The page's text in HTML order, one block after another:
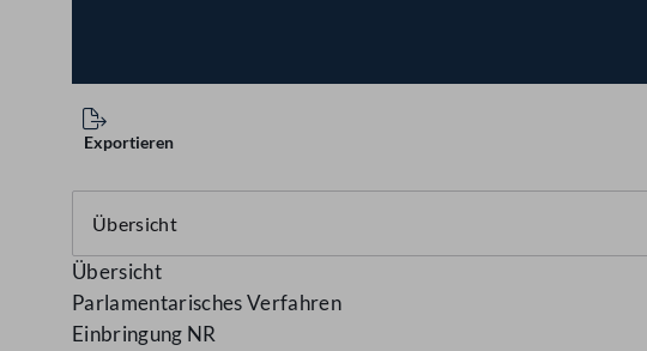
Exportieren
Übersicht
Parlamentarisches Verfahren
Einbringung NR